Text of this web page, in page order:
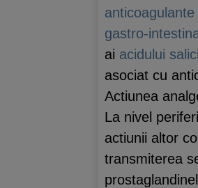
anticoagulante
gastro-
ai acidului
asociat cu
Actiunea
La nivel
actiunii altor
transmiterea